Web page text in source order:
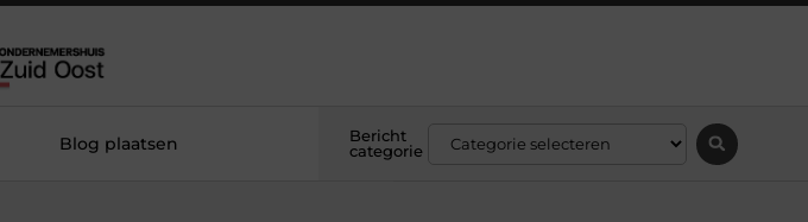
Blog plaatsen
Bericht
categorie